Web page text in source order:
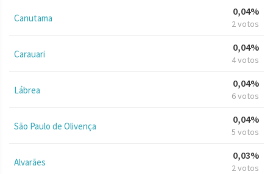
Canutama
0,04%
2 votos
Carauari
0,04%
4 votos
Lábrea
0,04%
6 votos
São Paulo de Olivença
0,04%
5 votos
Alvarães
0,03%
2 votos